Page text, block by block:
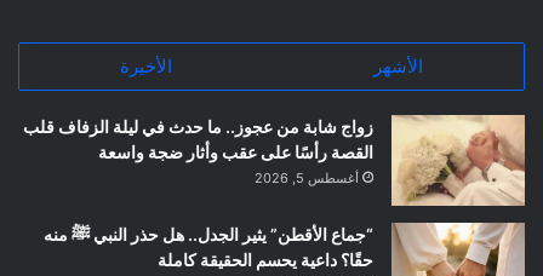
الأشهر الأخيرة
زواج شابة من عجوز.. ما حدث في ليلة الزفاف قلب
القصة رأسًا على عقب وأثار ضجة واسعة
أغسطس 5, 2026
“جماع الأقطن” يثير الجدل.. هل حذر النبي ﷺ منه
حقًا؟ داعية يحسم الحقيقة كاملة